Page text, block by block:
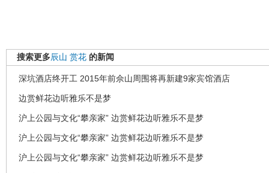
搜索更多辰山 赏花 的新闻
深坑酒店终开工 2015年前佘山周围将再新建9家宾馆酒店
边赏鲜花边听雅乐不是梦
沪上公园与文化“攀亲家” 边赏鲜花边听雅乐不是梦
沪上公园与文化“攀亲家” 边赏鲜花边听雅乐不是梦
沪上公园与文化“攀亲家” 边赏鲜花边听雅乐不是梦